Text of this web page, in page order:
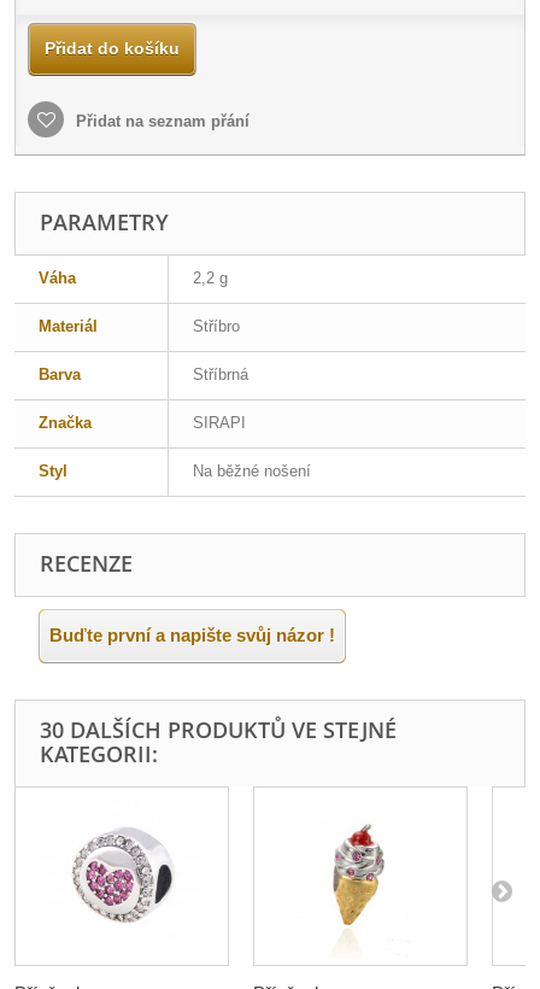
Přidat do košíku
Přidat na seznam přání
PARAMETRY
Váha 2,2 g
Materiál Stříbro
Barva Stříbrná
Značka SIRAPI
Styl Na běžné nošení
RECENZE
Buďte první a napište svůj názor !
30 DALŠÍCH PRODUKTŮ VE STEJNÉ
KATEGORII: